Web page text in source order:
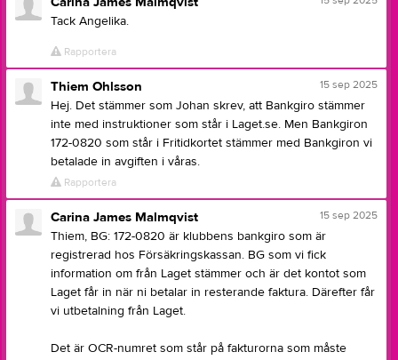
Tack Angelika.
Rapportera
15 sep 2025
Thiem Ohlsson
Hej. Det stämmer som Johan skrev, att Bankgiro stämmer
inte med instruktioner som står i Laget.se. Men Bankgiron
172-0820 som står i Fritidkortet stämmer med Bankgiron vi
betalade in avgiften i våras.
Rapportera
15 sep 2025
Carina James Malmqvist
Thiem, BG: 172-0820 är klubbens bankgiro som är
registrerad hos Försäkringskassan. BG som vi fick
information om från Laget stämmer och är det kontot som
Laget får in när ni betalar in resterande faktura. Därefter får
vi utbetalning från Laget.
Det är OCR-numret som står på fakturorna som måste